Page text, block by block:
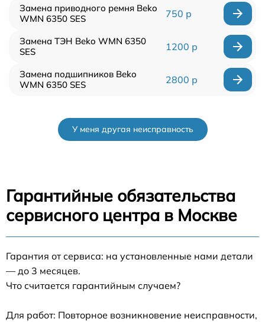
Замена приводного ремня Beko
WMN 6350 SES
750 р
Замена ТЭН Beko WMN 6350
SES
1200 р
Замена подшипников Beko
WMN 6350 SES
2800 р
У меня другая неисправность
Гарантийные обязательства
сервисного центра в Москве
Гарантия от сервиса: на установленные нами детали
— до 3 месяцев.
Что считается гарантийным случаем?
Для работ: Повторное возникновение неисправности,